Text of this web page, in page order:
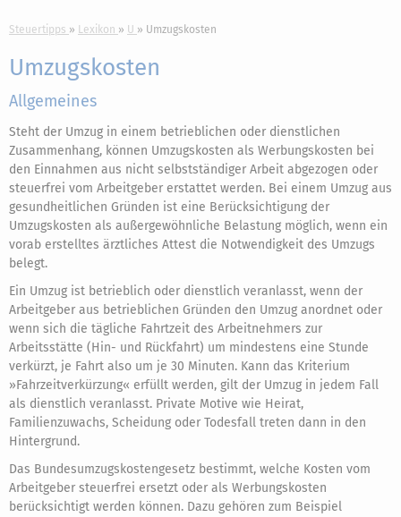
Steuertipps Lexikon U Umzugskosten
Umzugskosten
Allgemeines
Steht der Umzug in einem betrieblichen oder dienstlichen
Zusammenhang, können Umzugskosten als Werbungskosten bei
den Einnahmen aus nicht selbstständiger Arbeit abgezogen oder
steuerfrei vom Arbeitgeber erstattet werden. Bei einem Umzug aus
gesundheitlichen Gründen ist eine Berücksichtigung der
Umzugskosten als außergewöhnliche Belastung möglich, wenn ein
vorab erstelltes ärztliches Attest die Notwendigkeit des Umzugs
belegt.
Ein Umzug ist betrieblich oder dienstlich veranlasst, wenn der
Arbeitgeber aus betrieblichen Gründen den Umzug anordnet oder
wenn sich die tägliche Fahrtzeit des Arbeitnehmers zur
Arbeitsstätte (Hin- und Rückfahrt) um mindestens eine Stunde
verkürzt, je Fahrt also um je 30 Minuten. Kann das Kriterium
»Fahrzeitverkürzung« erfüllt werden, gilt der Umzug in jedem Fall
als dienstlich veranlasst. Private Motive wie Heirat,
Familienzuwachs, Scheidung oder Todesfall treten dann in den
Hintergrund.
Das Bundesumzugskostengesetz bestimmt, welche Kosten vom
Arbeitgeber steuerfrei ersetzt oder als Werbungskosten
berücksichtigt werden können. Dazu gehören zum Beispiel